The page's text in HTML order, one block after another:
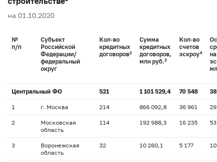
на 01.10.2020
№
п/п
Субъект
Российской
Федерации/
федеральный
округ
Кол-во
кредитных
договоров2
Сумма
кредитных
договоров,
млн руб.3
Кол-во
счетов
эскроу4
Центральный ФО 521 1 101 529,4 70 548
1 г. Москва 214 866 092,8 36 961
2
Московская
область
114 192 988,3 16 235
3
Воронежская
область
32 10 260,1 5 177